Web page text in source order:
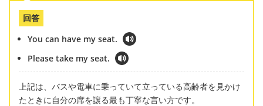
回答
You can have my seat.
Please take my seat.
上記は、バスや電車に乗っていて立っている高齢者を見かけ
たときに自分の席を譲る最も丁寧な言い方です。